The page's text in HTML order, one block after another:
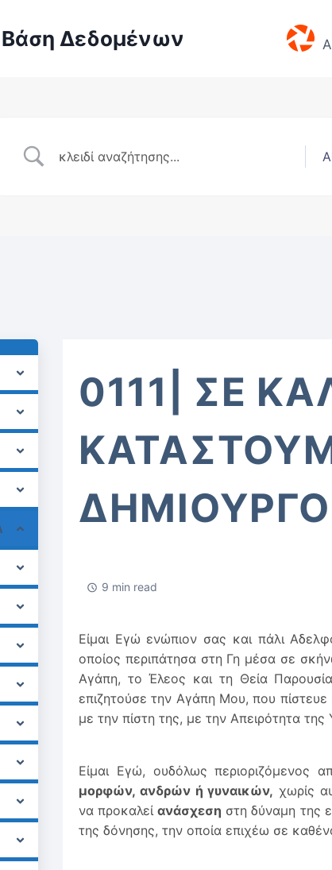
Δεδομένων
0111| ΣΕ
9 min read
Είμαι Εγώ ενώπιον σας και πάλι
οποίος περιπάτησα στη Γη μέσα σε
Αγάπη, το Έλεος και τη Θεία
επιζητούσε την Αγάπη Μου, που
με την πίστη της, με την Απειρότητα
Είμαι Εγώ, ουδόλως περιοριζόμενος
μορφών, ανδρών ή γυναικών, χωρίς
να προκαλείανάσχεση στη δύναμη της
της δόνησης, την οποία επιχέω σε